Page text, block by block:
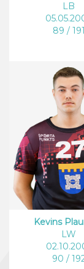
LB
89 / 191
Kevins
LW
90 /